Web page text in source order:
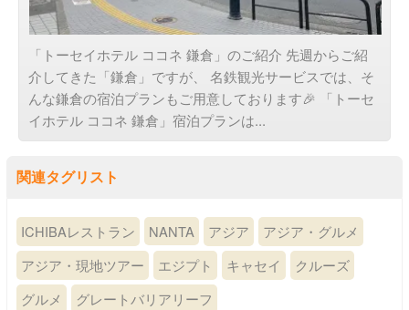
「トーセイホテル ココネ 鎌倉」のご紹介 先週からご紹
介してきた「鎌倉」ですが、 名鉄観光サービスでは、そ
んな鎌倉の宿泊プランもご用意しております🎉 「トーセ
イホテル ココネ 鎌倉」宿泊プランは...
関連タグリスト
ICHIBAレストラン NANTA アジア
アジア・グルメ
アジア・現地ツアー
エジプト キャセイ
クルーズ
グルメ
グレートバリアリーフ